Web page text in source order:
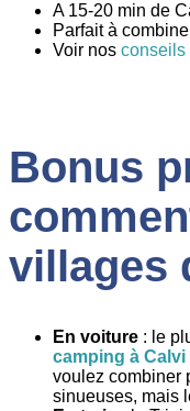
A 15-20 min de
Parfait à
Voir nos conseils
Bonus
villages
En voiture : le
camping à Calvi
voulez combiner
sinueuses, mais